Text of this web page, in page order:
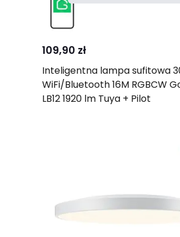
109,90 zł
Inteligentna lampa sufitowa
WiFi/Bluetooth 16M RGBCW
LB12 1920 lm Tuya + Pilot